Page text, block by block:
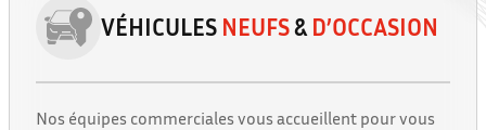
VÉHICULES NEUFS& D’OCCASION
Nos équipes commerciales vous accueillent pour vous